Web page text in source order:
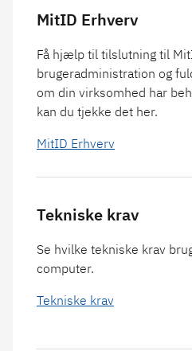
MitID Erhverv
Få hjælp til tilslutning til
brugeradministration og
om din virksomhed har
kan du tjekke det her.
MitID Erhverv
Tekniske krav
Se hvilke tekniske krav
computer.
Tekniske krav